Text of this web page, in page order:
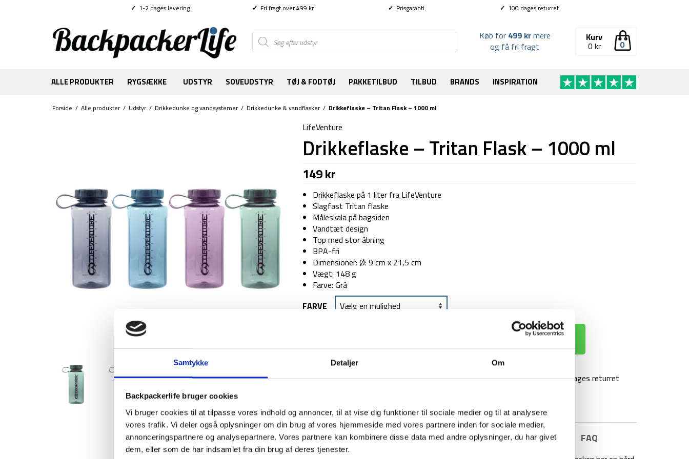
Samtykke Detaljer Om
Backpackerlife bruger cookies
Vi bruger cookies til at tilpasse vores indhold og annoncer, til at vise dig funktioner til sociale medier og til at analysere
vores trafik. Vi deler også oplysninger om din brug af vores hjemmeside med vores partnere inden for sociale medier,
annonceringspartnere og analysepartnere. Vores partnere kan kombinere disse data med andre oplysninger, du har givet
dem, eller som de har indsamlet fra din brug af deres tjenester.
✓ 1-2 dages levering ✓ Fri fragt over 499 kr ✓ Prisgaranti ✓ 100 dages returret
Products
search 0
Kurv
0 kr
Køb for 499 krmere
og få fri fragt
ALLE PRODUKTER RYGSÆKKE UDSTYR SOVEUDSTYR TØJ & FODTØJ PAKKETILBUD TILBUD BRANDS INSPIRATION
Forside / Alle produkter/ Udstyr/ Drikkedunke og vandsystemer/ Drikkedunke & vandflasker/ Drikkeflaske – Tritan Flask – 1000 ml
LifeVenture
Drikkeflaske – Tritan Flask – 1000 ml
149kr
Drikkeflaske på 1 liter fra LifeVenture
Slagfast Tritan flaske
Måleskala på bagsiden
Vandtæt design
Top med stor åbning
BPA-fri
Dimensioner: Ø: 9 cm x 21,5 cm
Vægt: 148 g
Farve: Grå
FARVE
1-2 dages levering Fri fragt over 499 kr 100 dages returret
BESKRIVELSE YDERLIGERE INFORMATION BRAND FAQ